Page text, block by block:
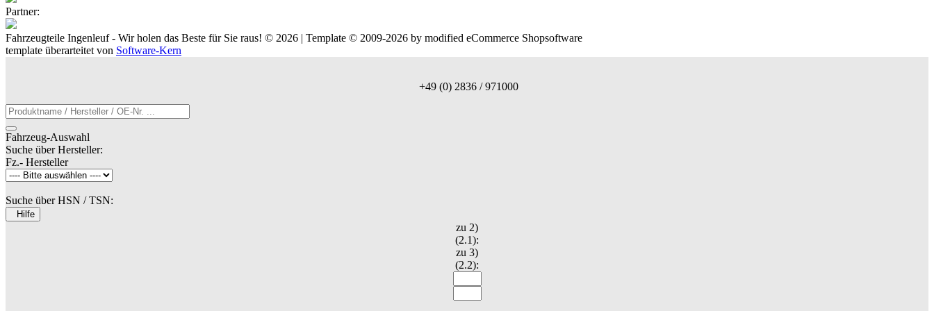
Partner:
Fahrzeugteile Ingenleuf - Wir holen das Beste für Sie raus! © 2026 | Template © 2009-2026 by modified eCommerce Shopsoftware
template überarteitet von Software-Kern
+49 (0) 2836 / 971000
Fahrzeug-Auswahl
Suche über Hersteller:
Fz.- Hersteller
Suche über HSN / TSN:
Hilfe
zu 2)
(2.1):
zu 3)
(2.2):